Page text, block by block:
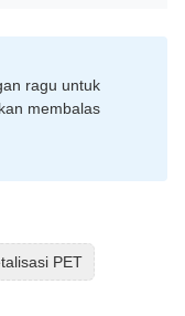
ragu untuk
membalas
PET